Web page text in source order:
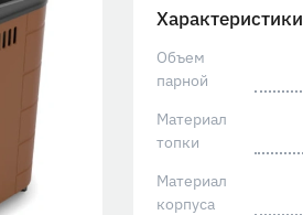
Характеристики
Объем
парной
Материал
топки
Материал
корпуса